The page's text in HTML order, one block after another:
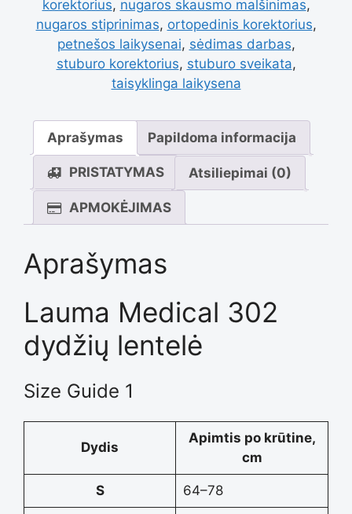
įdėklais
Lauma
Medical
korektorius, nugaros skausmo malšinimas,
nugaros stiprinimas, ortopedinis korektorius,
petnešos laikysenai, sėdimas darbas,
stuburo korektorius, stuburo sveikata,
taisyklinga laikysena
Aprašymas Papildoma informacija
PRISTATYMAS Atsiliepimai (0)
APMOKĖJIMAS
Aprašymas
Lauma Medical 302
dydžių lentelė
Size Guide 1
Dydis
Apimtis po krūtine,
cm
S 64–78